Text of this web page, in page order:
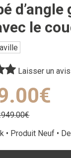
le
Laisser un avis
• Produit Neuf •